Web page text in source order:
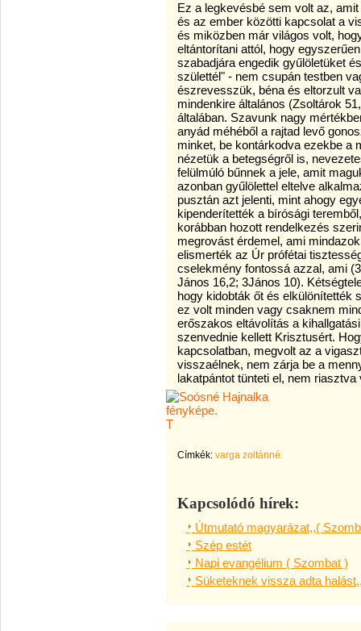
Ez a legkevésbé sem volt az,
és az ember közötti kapcsolat a
és miközben már világos volt,
eltántorítani attól, hogy
szabadjára engedik gyűlöletüket
születtél" - nem csupán testben
észrevesszük, béna és eltorzult
mindenkire általános (Zsoltárok
általában. Szavunk nagy
anyád méhéből a rajtad levő
minket, be kontárkodva ezekbe a
nézetük a betegségről is,
felülmúló bűnnek a jele, amit
azonban gyűlölettel eltelve
pusztán azt jelenti, mint ahogy
kipenderítették a bírósági
korábban hozott rendelkezés
megrovást érdemel, ami
elismerték az Úr prófétai
cselekmény fontossá azzal, ami
János 16,2; 3János 10).
hogy kidobták őt és elkülönítették
ez volt minden vagy csaknem
erőszakos eltávolítás a
szenvednie kellett Krisztusért.
kapcsolatban, megvolt az a
visszaélnek, nem zárja be a
lakatpántot tünteti el, nem
T
Címkék: varga zoltánné.
Kapcsolódó hírek:
Útmutató magyarázat,,(
Szép estét
Napi evangélium ( Szombat )
Süketeknek vissza adta